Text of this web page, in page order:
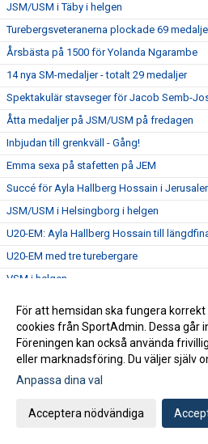
JSM/USM i Täby i helgen
Turebergsveteranerna plockade 69
Årsbästa på 1500 för Yolanda Ngarambe
14 nya SM-medaljer - totalt 29 medaljer
Spektakulär stavseger för Jacob Semb-
Åtta medaljer på JSM/USM på fredagen
Inbjudan till grenkväll - Gång!
Emma sexa på stafetten på JEM
Succé för Ayla Hallberg Hossain i
JSM/USM i Helsingborg i helgen
U20-EM: Ayla Hallberg Hossain till
U20-EM med tre turebergare
VSM i helgen
Massor av bilder från SM
Hanna Hermansson SM-drottning i
SM-program för söndag
SM-program för lördag
För att hemsidan ska fungera
cookies från SportAdmin. Dessa går
Föreningen kan också använda
eller marknadsföring. Du väljer själv
Anpassa dina val
Acceptera nödvändiga